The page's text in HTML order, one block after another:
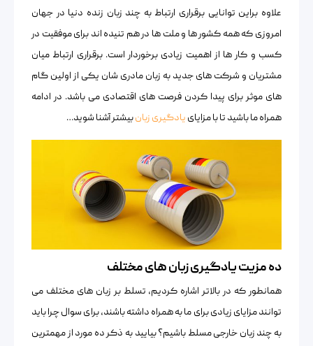
علاوه براین توانایی برقراری ارتباط به چند زبان زنده دنیا در جهان
امروزی که همه کشور ها و ملت ها در هم تنیده اند برای موفقیت در
کسب و کار ها از اهمیت زیادی برخوردار است. برقراری ارتباط میان
مشتریان و شرکت های جدید به زبان مادری شان یکی از اولین گام
های موثر برای پیدا کردن فرصت های اقتصادی می باشد. در ادامه
همراه ما باشید تا با مزایای یادگیری زبانبیشتر آشنا شوید…
ده مزیت یادگیری زبان های مختلف
همانطور که در بالاتر اشاره کردیم، تسلط بر زبان های مختلف می
توانند مزایای زیادی برای ما به همراه داشته باشند، برای سوال چرا باید
به چند زبان خارجی مسلط باشیم؟ بیایید به ذکر ده مورد از مهمترین